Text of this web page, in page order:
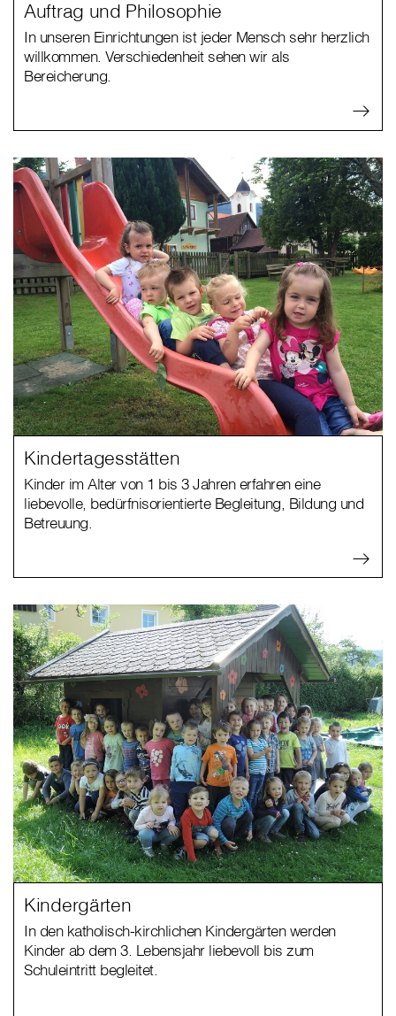
Auftrag und Philosophie
In unseren Einrichtungen ist jeder Mensch sehr herzlich
willkommen. Verschiedenheit sehen wir als
Bereicherung.
Kindertagesstätten
Kinder im Alter von 1 bis 3 Jahren erfahren eine
liebevolle, bedürfnisorientierte Begleitung, Bildung und
Betreuung.
Kindergärten
In den katholisch-kirchlichen Kindergärten werden
Kinder ab dem 3. Lebensjahr liebevoll bis zum
Schuleintritt begleitet.